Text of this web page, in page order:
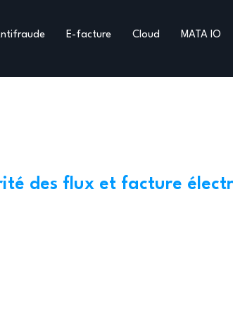
E-facture Cloud MATA IO
des flux et facture